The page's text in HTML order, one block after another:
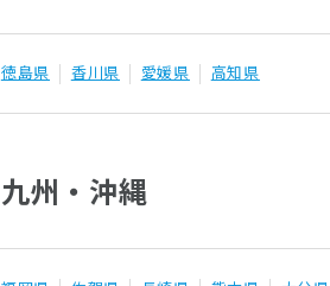
徳島県 香川県 愛媛県 高知県
九州・沖縄